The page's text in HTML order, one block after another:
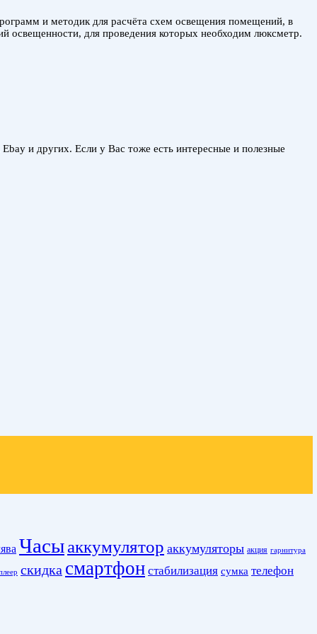
и методик для расчёта схем освещения помещений, в
освещенности, для проведения которых необходим люксметр.
и других. Если у Вас тоже есть интересные и полезные
Часыаккумулятор аккумуляторы акция гарнитура
скидка смартфон стабилизация сумка телефон